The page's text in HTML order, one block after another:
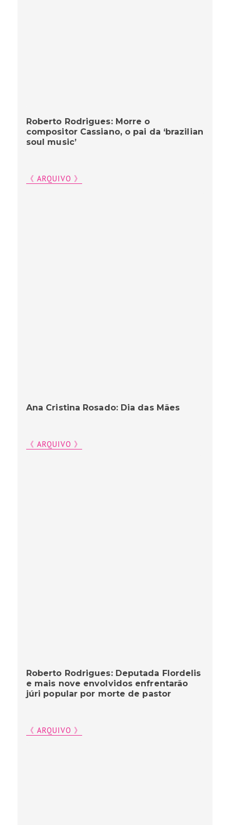
Roberto Rodrigues: Morre o
compositor Cassiano, o pai da ‘brazilian
soul music’
《 ARQUIVO 》
Ana Cristina Rosado: Dia das Mães
《 ARQUIVO 》
Roberto Rodrigues: Deputada Flordelis
e mais nove envolvidos enfrentarão
júri popular por morte de pastor
《 ARQUIVO 》